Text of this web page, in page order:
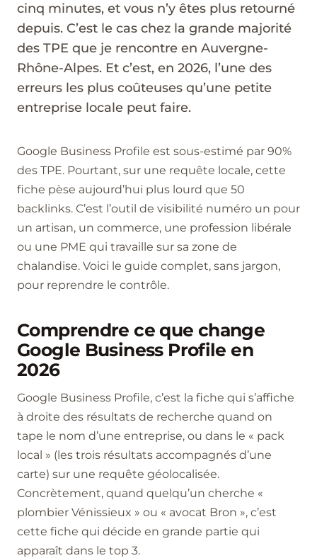
cinq minutes, et vous n’y êtes plus retourné
depuis. C’est le cas chez la grande majorité
des TPE que je rencontre en Auvergne-
Rhône-Alpes. Et c’est, en 2026, l’une des
erreurs les plus coûteuses qu’une petite
entreprise locale peut faire.
Google Business Profile est sous-estimé par 90%
des TPE. Pourtant, sur une requête locale, cette
fiche pèse aujourd’hui plus lourd que 50
backlinks. C’est l’outil de visibilité numéro un pour
un artisan, un commerce, une profession libérale
ou une PME qui travaille sur sa zone de
chalandise. Voici le guide complet, sans jargon,
pour reprendre le contrôle.
Comprendre ce que change
Google Business Profile en
2026
Google Business Profile, c’est la fiche qui s’affiche
à droite des résultats de recherche quand on
tape le nom d’une entreprise, ou dans le « pack
local » (les trois résultats accompagnés d’une
carte) sur une requête géolocalisée.
Concrètement, quand quelqu’un cherche «
plombier Vénissieux » ou « avocat Bron », c’est
cette fiche qui décide en grande partie qui
apparaît dans le top 3.